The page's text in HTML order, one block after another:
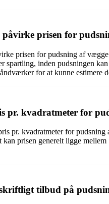
prisen for
prisen for pudsning af
spartling, inden pudsningen
for at kunne estimere
pr. kvadratmeter for
pr. kvadratmeter for
prisen generelt ligge
tilbud på